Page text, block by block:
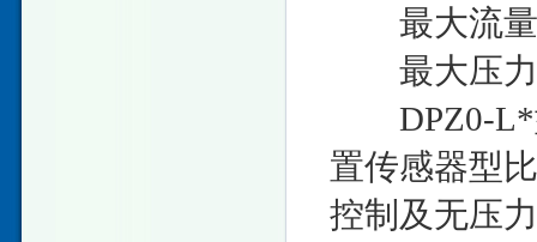
最大流量
最大压力
DPZ0-L*
置传感器型
控制及无压